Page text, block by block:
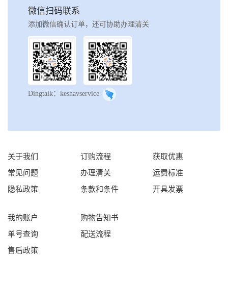
微信扫码联系
添加微信确认订单，还可协助办理清关
Dingtalk：keshavservice
关于我们
常见问题
隐私政策
订购流程
办理清关
条款和条件
获取优惠
运费标准
开具发票
我的账户
单号查询
售后政策
购物告知书
配送流程